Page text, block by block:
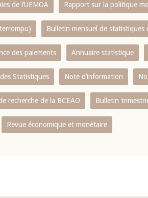
de l‘UEMOA Rapport sur la politique
Bulletin mensuel de statistiques
des paiements Annuaire statistique
Statistiques Note d’information
recherche de la BCEAO Bulletin
Revue économique et monétaire